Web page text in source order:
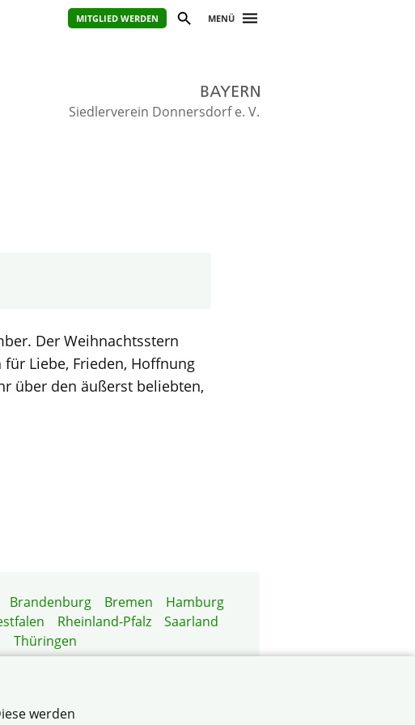
MITGLIED WERDEN MENÜ
Siedlerverein Donnersdorf e. V.
Der Weihnachtsstern
Liebe, Frieden, Hoffnung
über den äußerst beliebten,
Brandenburg Bremen
Hamburg
Rheinland-Pfalz
Saarland
Thüringen
werden